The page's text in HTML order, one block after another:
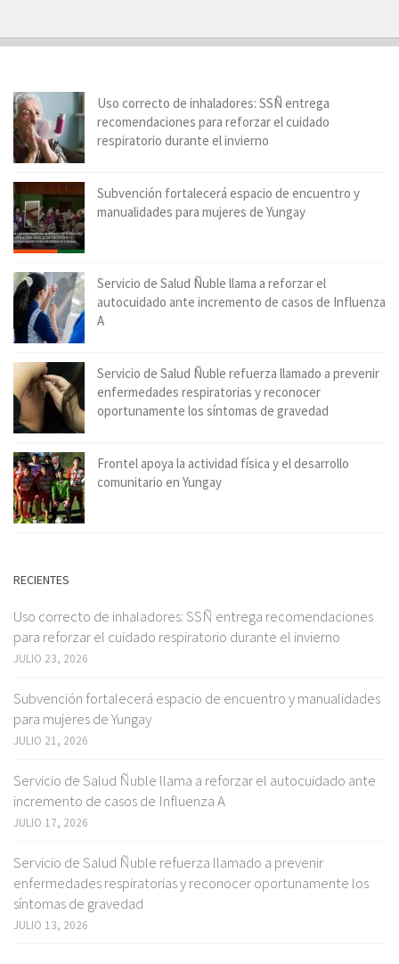
Uso correcto de inhaladores: SSÑ entrega
recomendaciones para reforzar el cuidado
respiratorio durante el invierno
Subvención fortalecerá espacio de encuentro y
manualidades para mujeres de Yungay
Servicio de Salud Ñuble llama a reforzar el
autocuidado ante incremento de casos de Influenza
A
Servicio de Salud Ñuble refuerza llamado a prevenir
enfermedades respiratorias y reconocer
oportunamente los síntomas de gravedad
Frontel apoya la actividad física y el desarrollo
comunitario en Yungay
RECIENTES
Uso correcto de inhaladores: SSÑ entrega recomendaciones
para reforzar el cuidado respiratorio durante el invierno
JULIO 23, 2026
Subvención fortalecerá espacio de encuentro y manualidades
para mujeres de Yungay
JULIO 21, 2026
Servicio de Salud Ñuble llama a reforzar el autocuidado ante
incremento de casos de Influenza A
JULIO 17, 2026
Servicio de Salud Ñuble refuerza llamado a prevenir
enfermedades respiratorias y reconocer oportunamente los
síntomas de gravedad
JULIO 13, 2026